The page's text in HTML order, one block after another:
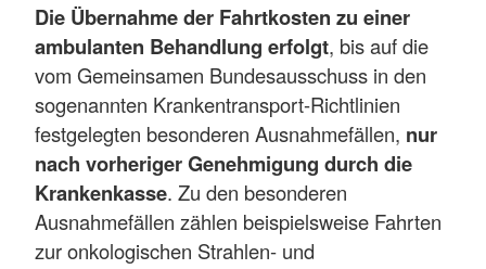
Die Übernahme der Fahrtkosten zu einer
ambulanten Behandlung erfolgt, bis auf die
vom Gemeinsamen Bundesausschuss in den
sogenannten Krankentransport-Richtlinien
festgelegten besonderen Ausnahmefällen, nur
nach vorheriger Genehmigung durch die
Krankenkasse. Zu den besonderen
Ausnahmefällen zählen beispielsweise Fahrten
zur onkologischen Strahlen- und